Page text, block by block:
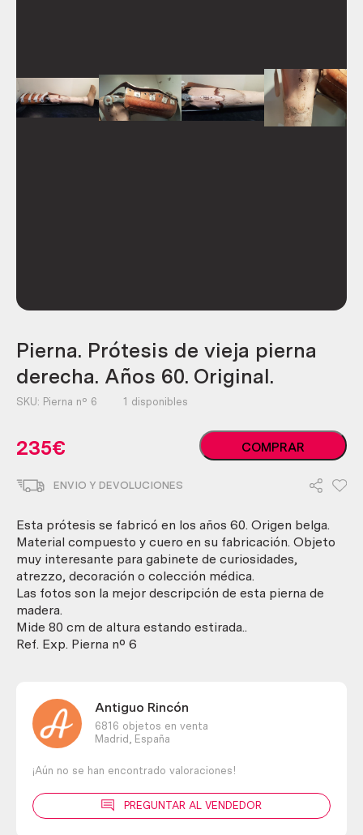
Pierna. Prótesis de vieja pierna
derecha. Años 60. Original.
SKU: Pierna nº 6 1 disponibles
235€
Pierna.
Prótesis
derecha.
Años
60.
Original.
cantidad
COMPRAR
ENVIO Y DEVOLUCIONES
Esta prótesis se fabricó en los años 60. Origen belga.
Material compuesto y cuero en su fabricación. Objeto
muy interesante para gabinete de curiosidades,
atrezzo, decoración o colección médica.
Las fotos son la mejor descripción de esta pierna de
madera.
Mide 80 cm de altura estando estirada..
Ref. Exp. Pierna nº 6
Antiguo Rincón
6816 objetos en venta
Madrid,
España
¡Aún no se han encontrado valoraciones!
PREGUNTAR AL VENDEDOR